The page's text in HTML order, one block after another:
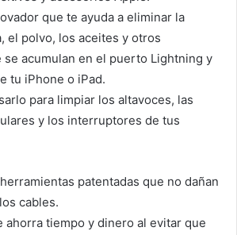
que te ayuda a eliminar la
el polvo, los aceites y otros
se acumulan en el puerto Lightning y
tu iPhone o iPad.
para limpiar los altavoces, las
y los interruptores de tus
patentadas que no dañan
cables.
ahorra tiempo y dinero al evitar que